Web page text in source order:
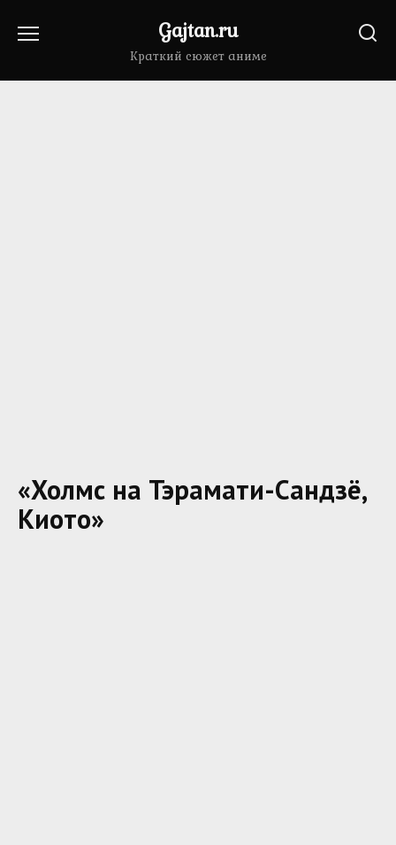
Gajtan.ru
Краткий сюжет аниме
«Холмс на Тэрамати-Сандзё,
Киото»